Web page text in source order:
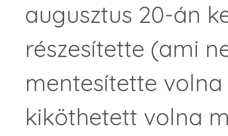
augusztus 20-án
részesítette (ami
mentesítette
kiköthetett volna